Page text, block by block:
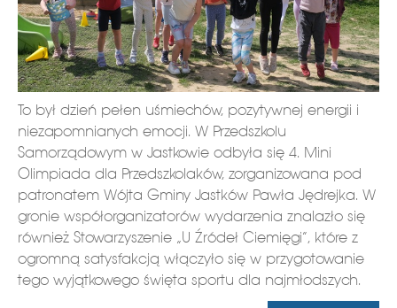
To był dzień pełen uśmiechów, pozytywnej energii i
niezapomnianych emocji. W Przedszkolu
Samorządowym w Jastkowie odbyła się 4. Mini
Olimpiada dla Przedszkolaków, zorganizowana pod
patronatem Wójta Gminy Jastków Pawła Jędrejka. W
gronie współorganizatorów wydarzenia znalazło się
również Stowarzyszenie „U Źródeł Ciemięgi”, które z
ogromną satysfakcją włączyło się w przygotowanie
tego wyjątkowego święta sportu dla najmłodszych.